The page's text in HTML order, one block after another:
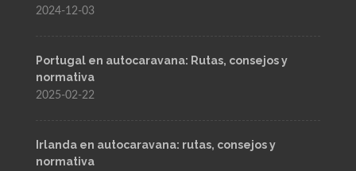
2024-12-03
Portugal en autocaravana: Rutas, consejos y
normativa
2025-02-22
Irlanda en autocaravana: rutas, consejos y
normativa